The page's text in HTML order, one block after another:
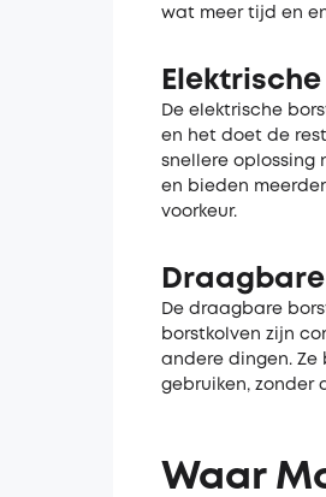
wat meer tijd en
De elektrische
en het doet de
snellere oplossing
en bieden
voorkeur.
De draagbare
borstkolven zijn
andere dingen.
gebruiken,
Waar